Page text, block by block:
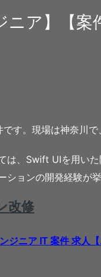
ニア】【
す。現場は神奈川で
は、Swift UIを用い
ションの開発経験が